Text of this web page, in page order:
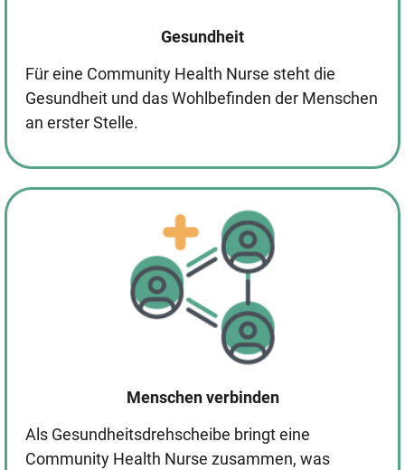
Gesundheit
Für eine Community Health Nurse steht die
Gesundheit und das Wohlbefinden der Menschen
an erster Stelle.
Menschen verbinden
Als Gesundheitsdrehscheibe bringt eine
Community Health Nurse zusammen, was